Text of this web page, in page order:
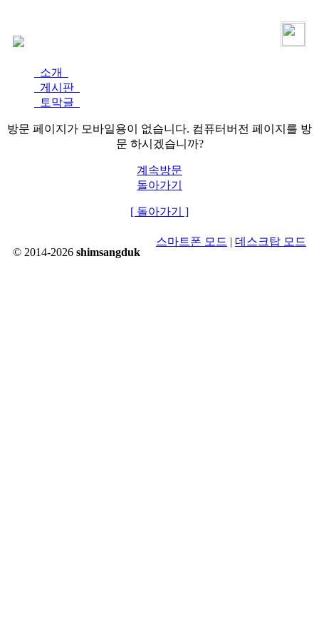
소개
게시판
토막글
방문 페이지가 모바일용이 없습니다. 컴퓨터버전 페이지를 방
문 하시겠습니까?
계속방문
돌아가기
[ 돌아가기 ]
© 2014-2026 shimsangduk
스마트폰 모드 | 데스크탑 모드